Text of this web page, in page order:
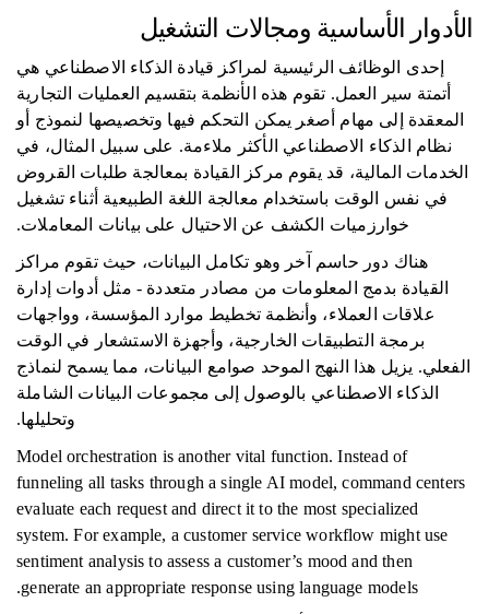
الأدوار الأساسية ومجالات التشغيل
إحدى الوظائف الرئيسية لمراكز قيادة الذكاء الاصطناعي هي
أتمتة سير العمل. تقوم هذه الأنظمة بتقسيم العمليات التجارية
المعقدة إلى مهام أصغر يمكن التحكم فيها وتخصيصها لنموذج أو
نظام الذكاء الاصطناعي الأكثر ملاءمة. على سبيل المثال، في
الخدمات المالية، قد يقوم مركز القيادة بمعالجة طلبات القروض
في نفس الوقت باستخدام معالجة اللغة الطبيعية أثناء تشغيل
خوارزميات الكشف عن الاحتيال على بيانات المعاملات.
هناك دور حاسم آخر وهو تكامل البيانات، حيث تقوم مراكز
القيادة بدمج المعلومات من مصادر متعددة - مثل أدوات إدارة
علاقات العملاء، وأنظمة تخطيط موارد المؤسسة، وواجهات
برمجة التطبيقات الخارجية، وأجهزة الاستشعار في الوقت
الفعلي. يزيل هذا النهج الموحد صوامع البيانات، مما يسمح لنماذج
الذكاء الاصطناعي بالوصول إلى مجموعات البيانات الشاملة
وتحليلها.
Model orchestration is another vital function. Instead of
funneling all tasks through a single AI model, command centers
evaluate each request and direct it to the most specialized
system. For example, a customer service workflow might use
sentiment analysis to assess a customer’s mood and then
generate an appropriate response using language models.